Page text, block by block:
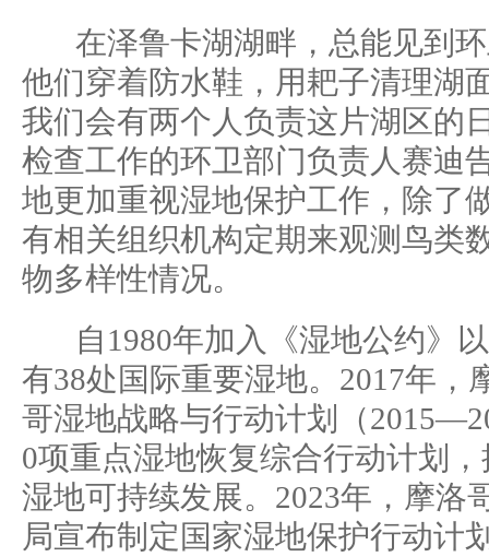
在泽鲁卡湖湖畔，总能见到环
他们穿着防水鞋，用耙子清理湖
我们会有两个人负责这片湖区的
检查工作的环卫部门负责人赛迪
地更加重视湿地保护工作，除了
有相关组织机构定期来观测鸟类
物多样性情况。
自1980年加入《湿地公约》
有38处国际重要湿地。2017年，
哥湿地战略与行动计划（
0项重点湿地恢复综合行动计划
湿地可持续发展。2023年，摩洛
局宣布制定国家湿地保护行动计